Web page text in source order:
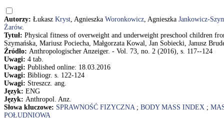
Autorzy: Łukasz Kryst, Agnieszka Woronkowicz, Agnieszka Jankowicz-
Żarów.
Tytuł: Physical fitness of overweight and underweight preschool children
Szymańska, Mariusz Pociecha, Małgorzata Kowal, Jan Sobiecki, Janusz
Źródło: Anthropologischer Anzeiger. - Vol. 73, no. 2 (2016), s. 117--124
Uwagi: 4 tab.
Uwagi: Published online: 18.03.2016
Uwagi: Bibliogr. s. 122-124
Uwagi: Streszcz. ang.
Język: ENG
Język: Anthropol. Anz.
Słowa kluczowe: SPRAWNOŚĆ FIZYCZNA; BODY MASS INDEX ;
POŁUDNIOWA